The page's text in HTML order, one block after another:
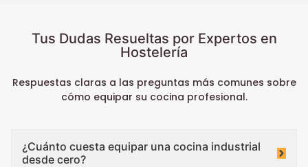
Tus Dudas Resueltas por Expertos en
Hostelería
Respuestas claras a las preguntas más comunes sobre
cómo equipar su cocina profesional.
¿Cuánto cuesta equipar una cocina industrial
desde cero?